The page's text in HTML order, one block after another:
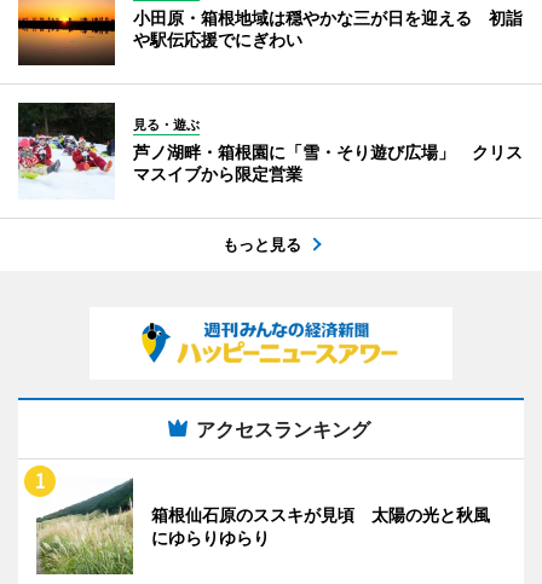
小田原・箱根地域は穏やかな三が日を迎える 初詣
や駅伝応援でにぎわい
見る・遊ぶ
芦ノ湖畔・箱根園に「雪・そり遊び広場」 クリス
マスイブから限定営業
もっと見る
アクセスランキング
箱根仙石原のススキが見頃 太陽の光と秋風
にゆらりゆらり